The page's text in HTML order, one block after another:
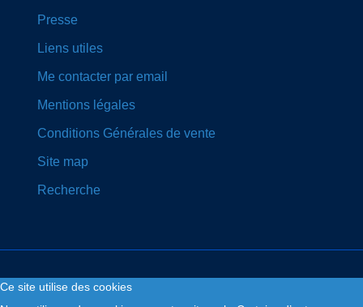
Presse
Liens utiles
Me contacter par email
Mentions légales
Conditions Générales de vente
Site map
Recherche
Ce site utilise des cookies